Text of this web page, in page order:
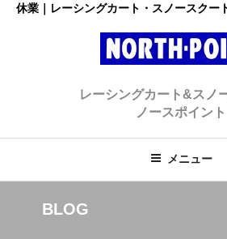
休業｜レーシングカート・スノースク
ト ノースポ
レーシングカート&スノ
ノースポイント
メニュー
BLOG